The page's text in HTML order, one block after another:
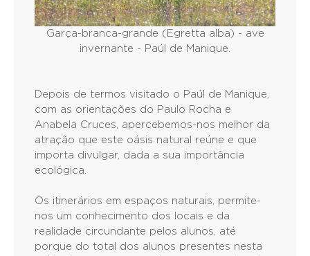
Garça-branca-grande (Egretta alba) - ave
invernante - Paúl de Manique.
Depois de termos visitado o Paúl de Manique,
com as orientações do Paulo Rocha e
Anabela Cruces, apercebemos-nos melhor da
atração que este oásis natural reúne e que
importa divulgar, dada a sua importância
ecológica.
Os itinerários em espaços naturais, permite-
nos um conhecimento dos locais e da
realidade circundante pelos alunos, até
porque do total dos alunos presentes nesta